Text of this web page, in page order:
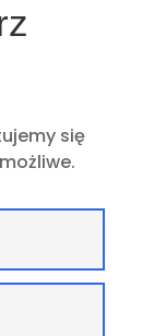
się